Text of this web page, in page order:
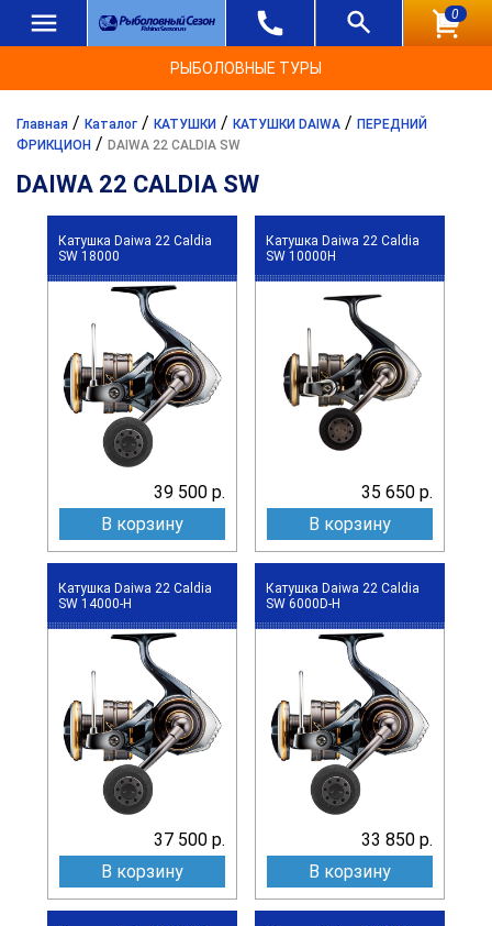
0
РЫБОЛОВНЫЕ ТУРЫ
Главная / Каталог / КАТУШКИ / КАТУШКИ DAIWA / ПЕРЕДНИЙ
ФРИКЦИОН / DAIWA 22 CALDIA SW
DAIWA 22 CALDIA SW
Катушка Daiwa 22 Caldia
SW 18000
39 500 р.
В корзину
Катушка Daiwa 22 Caldia
SW 10000H
35 650 р.
В корзину
Катушка Daiwa 22 Caldia
SW 14000-H
37 500 р.
В корзину
Катушка Daiwa 22 Caldia
SW 6000D-H
33 850 р.
В корзину